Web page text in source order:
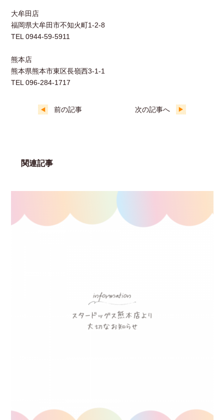
大牟田店
福岡県大牟田市不知火町1-2-8
TEL 0944-59-5911
熊本店
熊本県熊本市東区長嶺西3-1-1
TEL 096-284-1717
前の記事 次の記事へ
関連記事